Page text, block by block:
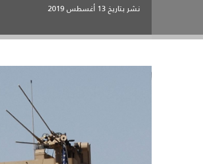
نشر بتاريخ13 أغسطس 2019